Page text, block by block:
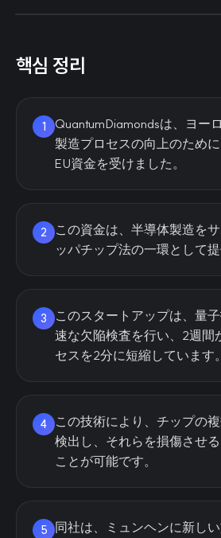
핵심 정리
1
QuantumDiamondsは、ヨー
製造プロセスの向上のため
EU資金を受けました。
2
この資金は、半導体製造を
ッパチップ法の一環として提
3
このスタートアップは、量
速な欠陥検査を行い、2週間
セスを2分に短縮しています。
4
この技術により、チップの
検出し、それらを損傷させ
ことが可能です。
5
同社は、ミュンヘンに新し